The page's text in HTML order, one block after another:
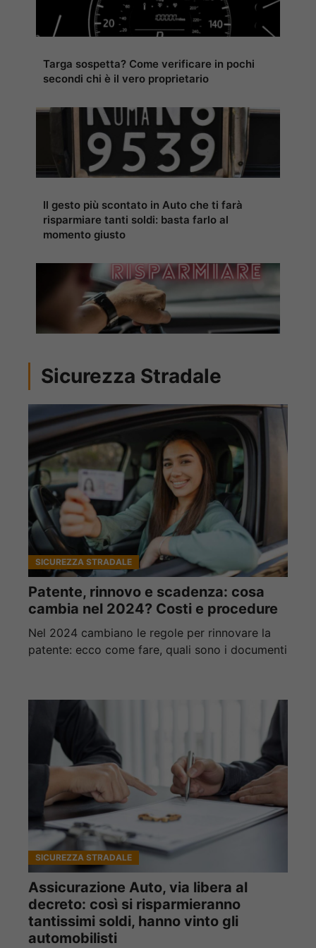
Targa sospetta? Come verificare in pochi
secondi chi è il vero proprietario
Il gesto più scontato in Auto che ti farà
risparmiare tanti soldi: basta farlo al
momento giusto
Sicurezza Stradale
SICUREZZA STRADALE
Patente, rinnovo e scadenza: cosa
cambia nel 2024? Costi e procedure
Nel 2024 cambiano le regole per rinnovare la
patente: ecco come fare, quali sono i documenti
SICUREZZA STRADALE
Assicurazione Auto, via libera al
decreto: così si risparmieranno
tantissimi soldi, hanno vinto gli
automobilisti